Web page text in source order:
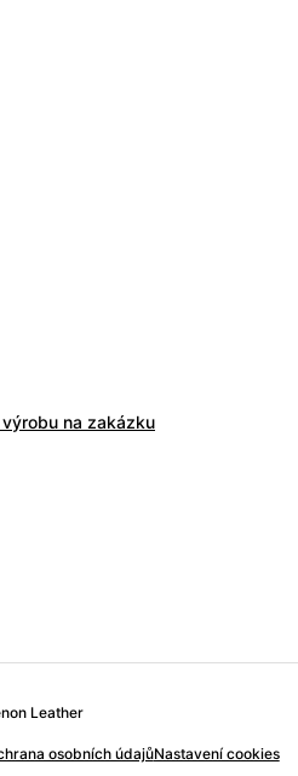
na zakázku
Leather
osobních údajůNastavení cookies